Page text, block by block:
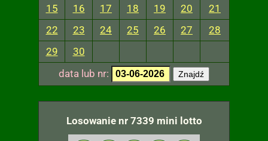
15
16 17 18 19 20
21
22
23 24 25 26 27
28
29
30
data lub nr:
Znajdź
Losowanie nr 7339 mini lotto